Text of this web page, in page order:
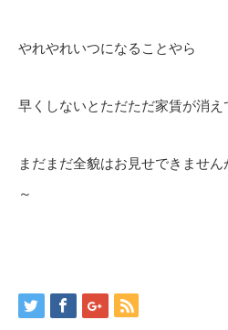
やれやれいつになることやら
早くしないとただただ家賃が消え
まだまだ全貌はお見せできませ
～